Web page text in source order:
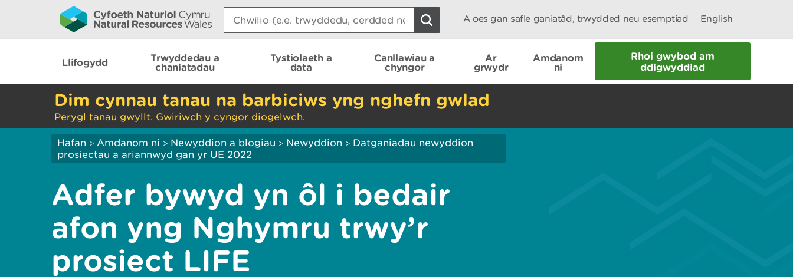
Search:
A oes gan safle ganiatâd, trwydded neu esemptiad English
Llifogydd
Trwyddedau a
chaniatadau
Tystiolaeth a
data
Canllawiau a
chyngor
Ar
grwydr
Amdanom
ni
Rhoi gwybod am
ddigwyddiad
Dim cynnau tanau na barbiciws yng nghefn gwlad
Perygl tanau gwyllt. Gwiriwch y cyngor diogelwch.
Hafan > Amdanom ni > Newyddion a blogiau > Newyddion > Datganiadau newyddion
prosiectau a ariannwyd gan yr UE 2022
Adfer bywyd yn ôl i bedair
afon yng Nghymru trwy’r
prosiect LIFE